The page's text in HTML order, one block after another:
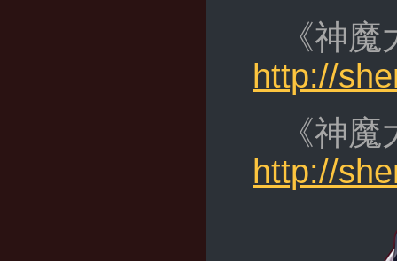
《神
http://
《神
http://